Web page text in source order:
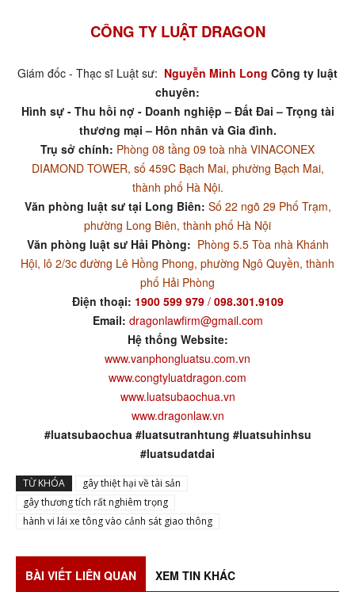
CÔNG TY LUẬT DRAGON
Giám đốc - Thạc sĩ Luật sư: Nguyễn Minh Long Công ty luật
chuyên:
Hình sự - Thu hồi nợ - Doanh nghiệp – Đất Đai – Trọng tài
thương mại – Hôn nhân và Gia đình.
Trụ sở chính: Phòng 08 tầng 09 toà nhà VINACONEX
DIAMOND TOWER, số 459C Bạch Mai, phường Bạch Mai,
thành phố Hà Nội.
Văn phòng luật sư tại Long Biên: Số 22 ngõ 29 Phố Trạm,
phường Long Biên, thành phố Hà Nội
Văn phòng luật sư Hải Phòng: Phòng 5.5 Tòa nhà Khánh
Hội, lô 2/3c đường Lê Hồng Phong, phường Ngô Quyền, thành
phố Hải Phòng
Điện thoại: 1900 599 979/ 098.301.9109
Email: dragonlawfirm@gmail.com
Hệ thống Website:
www.vanphongluatsu.com.vn
www.congtyluatdragon.com
www.luatsubaochua.vn
www.dragonlaw.vn
#luatsubaochua #luatsutranhtung #luatsuhinhsu
#luatsudatdai
TỪ KHÓA
gây thiệt hại về tài sản
gây thương tích rất nghiêm trọng
hành vi lái xe tông vào cảnh sát giao thông
BÀI VIẾT LIÊN QUAN XEM TIN KHÁC